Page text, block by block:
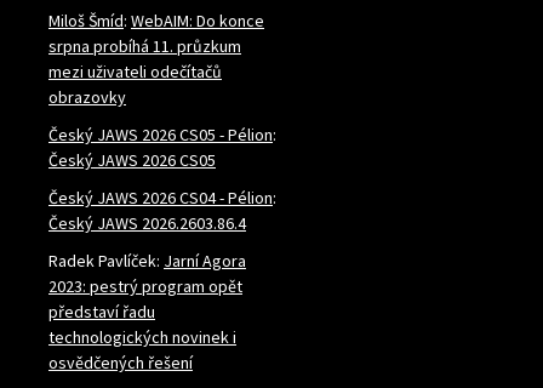
Miloš Šmíd: WebAIM: Do konce
srpna probíhá 11. průzkum
mezi uživateli odečítačů
obrazovky
Český JAWS 2026 CS05 - Pélion:
Český JAWS 2026 CS05
Český JAWS 2026 CS04 - Pélion:
Český JAWS 2026.2603.86.4
Radek Pavlíček: Jarní Agora
2023: pestrý program opět
představí řadu
technologických novinek i
osvědčených řešení